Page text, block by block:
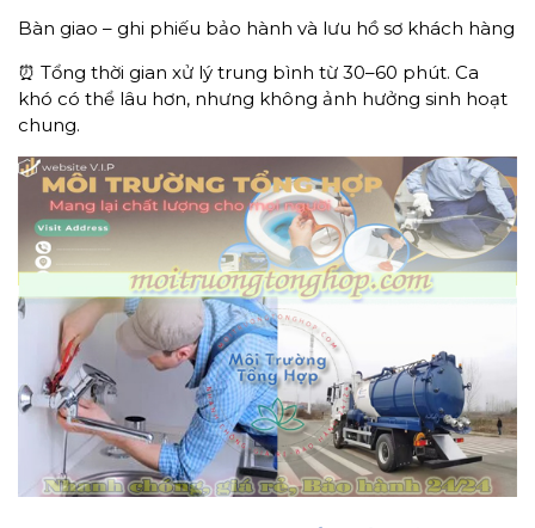
Bàn giao – ghi phiếu bảo hành và lưu hồ sơ khách hàng
⏰ Tổng thời gian xử lý trung bình từ 30–60 phút. Ca
khó có thể lâu hơn, nhưng không ảnh hưởng sinh hoạt
chung.